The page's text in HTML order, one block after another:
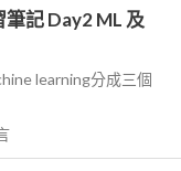
記 Day2 ML 及
learning分成三個